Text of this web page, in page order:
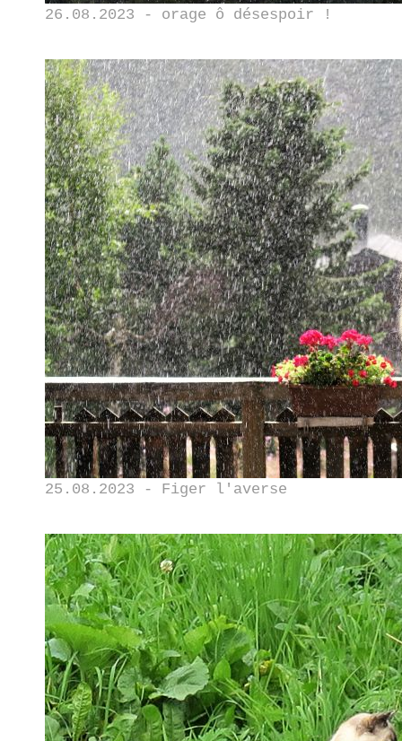
26.08.2023 - orage ô désespoir !
25.08.2023 - Figer l'averse